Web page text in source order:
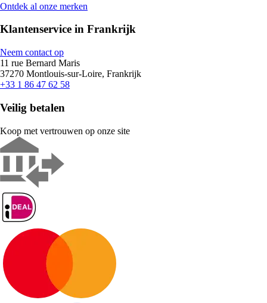
Ontdek al onze merken
Klantenservice in Frankrijk
Neem contact op
11 rue Bernard Maris
37270 Montlouis-sur-Loire, Frankrijk
+33 1 86 47 62 58
Veilig betalen
Koop met vertrouwen op onze site